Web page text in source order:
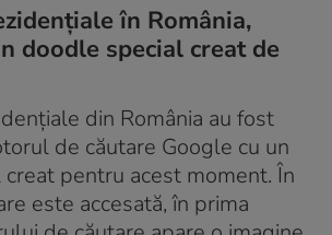
în România,
doodle special creat de
din România au fost
de căutare Google cu un
pentru acest moment. În
este accesată, în prima